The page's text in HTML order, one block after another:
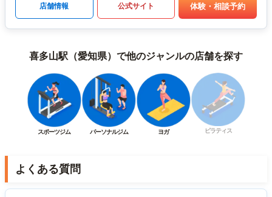
店舗情報 公式サイト 体験・相談予約
喜多山駅（愛知県）で他のジャンルの店舗を探す
スポーツジム パーソナルジム ヨガ ピラティス
よくある質問